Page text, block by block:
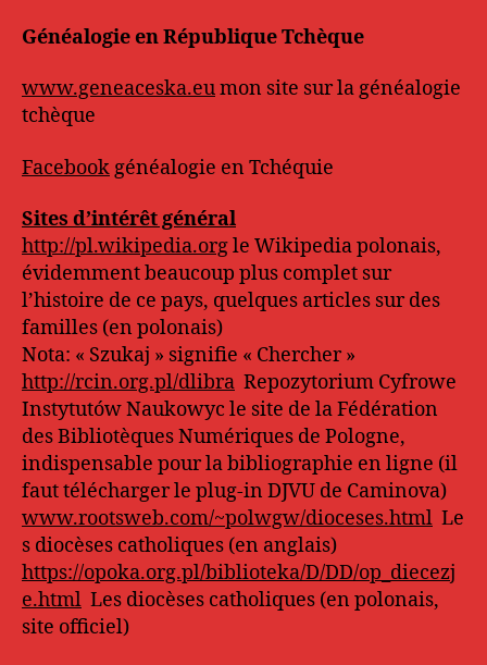
Généalogie en République Tchèque
www.geneaceska.eumon site sur la généalogie
tchèque
Facebookgénéalogie en Tchéquie
Sites d’intérêt général
http://pl.wikipedia.orgle Wikipedia polonais,
évidemment beaucoup plus complet sur
l’histoire de ce pays, quelques articles sur des
familles (en polonais)
Nota: « Szukaj » signifie « Chercher »
http://rcin.org.pl/dlibra Repozytorium Cyfrowe
Instytutów Naukowyc le site de la Fédération
des Bibliotèques Numériques de Pologne,
indispensable pour la bibliographie en ligne (il
faut télécharger le plug-in DJVU de Caminova)
www.rootsweb.com/~polwgw/dioceses.html Le
s diocèses catholiques (en anglais)
https://opoka.org.pl/biblioteka/D/DD/op_diecezj
e.html Les diocèses catholiques (en polonais,
site officiel)